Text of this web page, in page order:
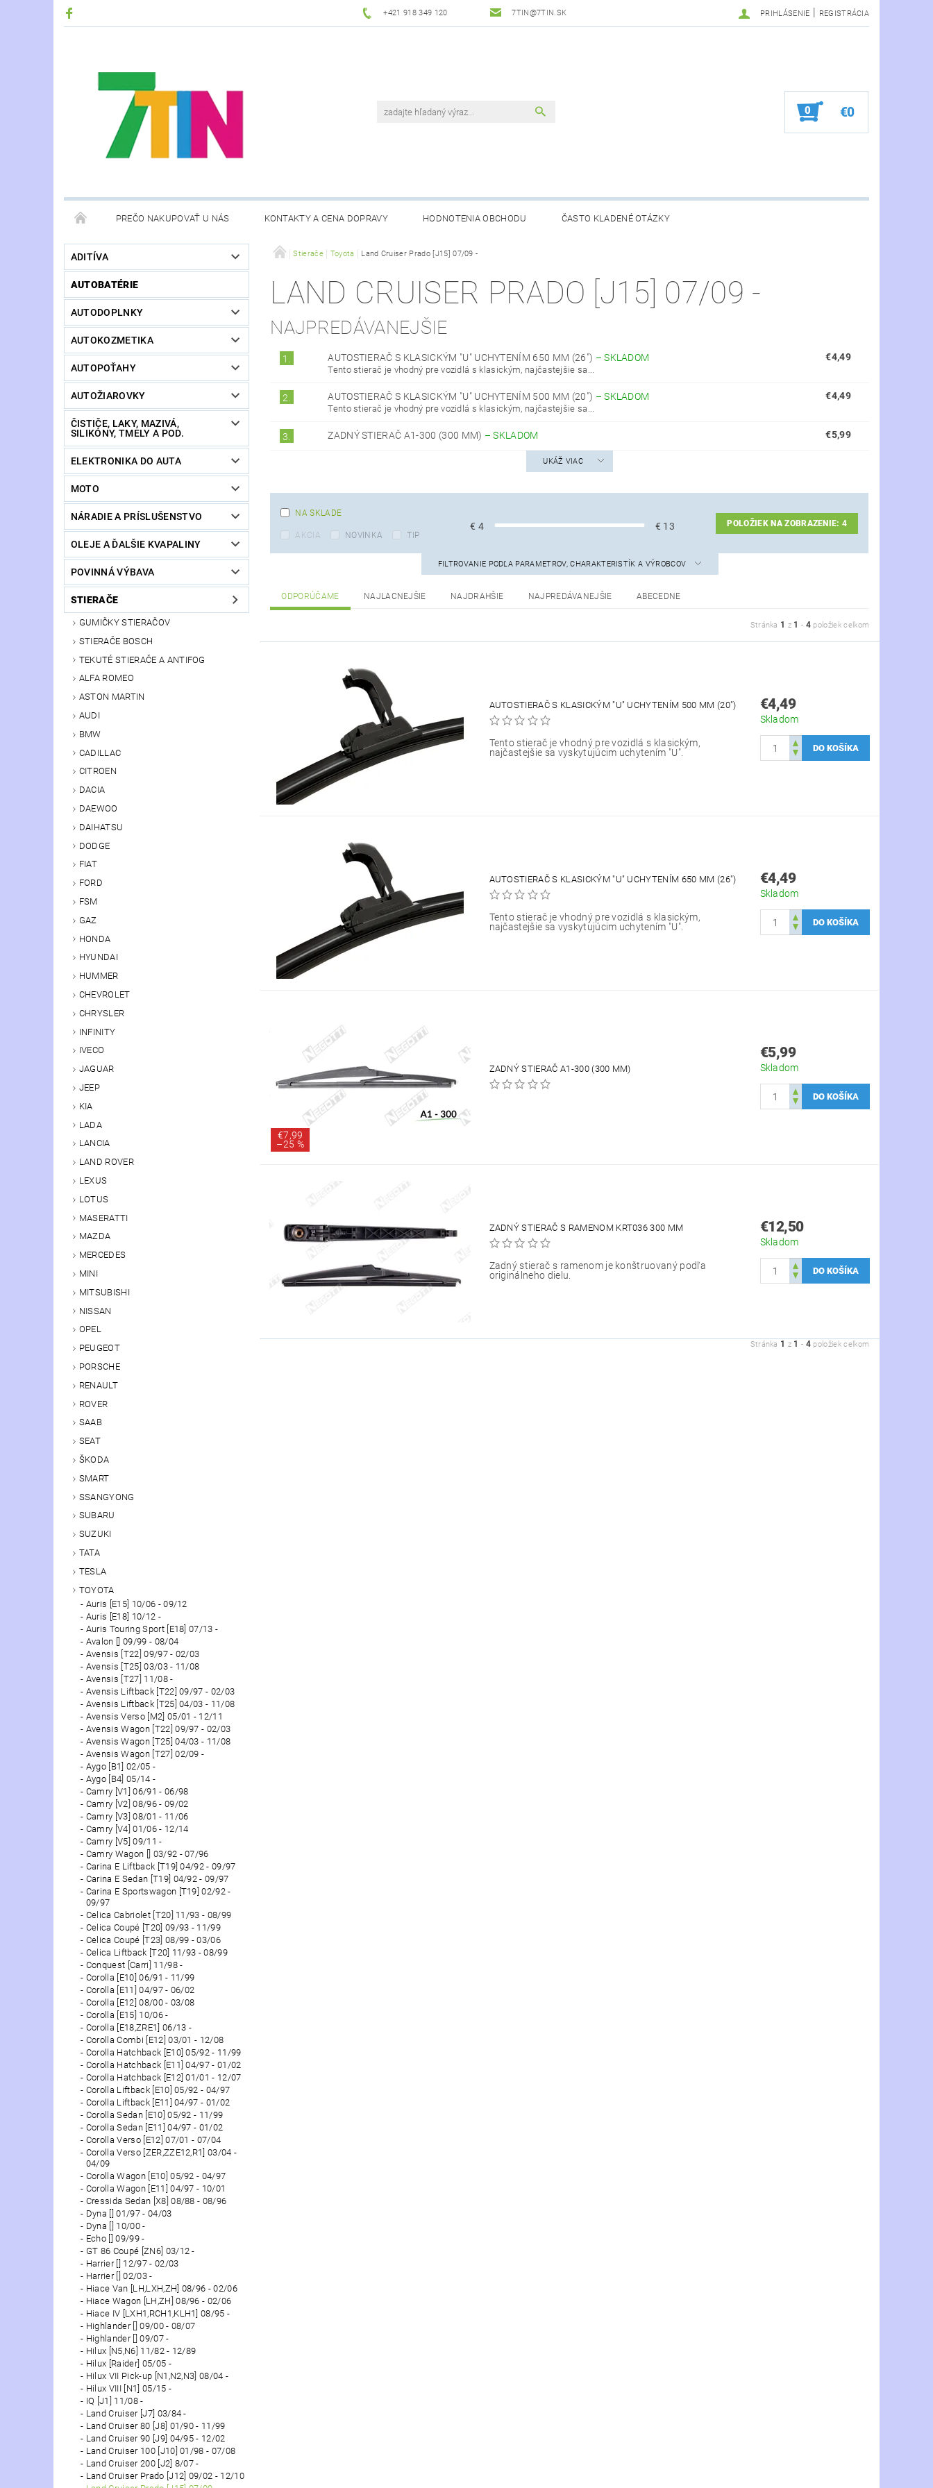
+421 918 349 120 7TIN@7TIN.SK PRIHLÁSENIE | REGISTRÁCIA
0 €0
PREČO NAKUPOVAŤ U NÁS KONTAKTY A CENA DOPRAVY HODNOTENIA OBCHODU ČASTO KLADENÉ OTÁZKY
ADITÍVA
AUTOBATÉRIE
AUTODOPLNKY
AUTOKOZMETIKA
AUTOPOŤAHY
AUTOŽIAROVKY
ČISTIČE, LAKY, MAZIVÁ,
SILIKÓNY, TMELY A POD.
ELEKTRONIKA DO AUTA
MOTO
NÁRADIE A PRÍSLUŠENSTVO
OLEJE A ĎALŠIE KVAPALINY
POVINNÁ VÝBAVA
STIERAČE
GUMIČKY STIERAČOV
STIERAČE BOSCH
TEKUTÉ STIERAČE A ANTIFOG
ALFA ROMEO
ASTON MARTIN
AUDI
BMW
CADILLAC
CITROEN
DACIA
DAEWOO
DAIHATSU
DODGE
FIAT
FORD
FSM
GAZ
HONDA
HYUNDAI
HUMMER
CHEVROLET
CHRYSLER
INFINITY
IVECO
JAGUAR
JEEP
KIA
LADA
LANCIA
LAND ROVER
LEXUS
LOTUS
MASERATTI
MAZDA
MERCEDES
MINI
MITSUBISHI
NISSAN
OPEL
PEUGEOT
PORSCHE
RENAULT
ROVER
SAAB
SEAT
ŠKODA
SMART
SSANGYONG
SUBARU
SUZUKI
TATA
TESLA
TOYOTA
Auris [E15] 10/06 - 09/12
Auris [E18] 10/12 -
Auris Touring Sport [E18] 07/13 -
Avalon [] 09/99 - 08/04
Avensis [T22] 09/97 - 02/03
Avensis [T25] 03/03 - 11/08
Avensis [T27] 11/08 -
Avensis Liftback [T22] 09/97 - 02/03
Avensis Liftback [T25] 04/03 - 11/08
Avensis Verso [M2] 05/01 - 12/11
Avensis Wagon [T22] 09/97 - 02/03
Avensis Wagon [T25] 04/03 - 11/08
Avensis Wagon [T27] 02/09 -
Aygo [B1] 02/05 -
Aygo [B4] 05/14 -
Camry [V1] 06/91 - 06/98
Camry [V2] 08/96 - 09/02
Camry [V3] 08/01 - 11/06
Camry [V4] 01/06 - 12/14
Camry [V5] 09/11 -
Camry Wagon [] 03/92 - 07/96
Carina E Liftback [T19] 04/92 - 09/97
Carina E Sedan [T19] 04/92 - 09/97
Carina E Sportswagon [T19] 02/92 -
09/97
Celica Cabriolet [T20] 11/93 - 08/99
Celica Coupé [T20] 09/93 - 11/99
Celica Coupé [T23] 08/99 - 03/06
Celica Liftback [T20] 11/93 - 08/99
Conquest [Carri] 11/98 -
Corolla [E10] 06/91 - 11/99
Corolla [E11] 04/97 - 06/02
Corolla [E12] 08/00 - 03/08
Corolla [E15] 10/06 -
Corolla [E18,ZRE1] 06/13 -
Corolla Combi [E12] 03/01 - 12/08
Corolla Hatchback [E10] 05/92 - 11/99
Corolla Hatchback [E11] 04/97 - 01/02
Corolla Hatchback [E12] 01/01 - 12/07
Corolla Liftback [E10] 05/92 - 04/97
Corolla Liftback [E11] 04/97 - 01/02
Corolla Sedan [E10] 05/92 - 11/99
Corolla Sedan [E11] 04/97 - 01/02
Corolla Verso [E12] 07/01 - 07/04
Corolla Verso [ZER,ZZE12,R1] 03/04 -
04/09
Corolla Wagon [E10] 05/92 - 04/97
Corolla Wagon [E11] 04/97 - 10/01
Cressida Sedan [X8] 08/88 - 08/96
Dyna [] 01/97 - 04/03
Dyna [] 10/00 -
Echo [] 09/99 -
GT 86 Coupé [ZN6] 03/12 -
Harrier [] 12/97 - 02/03
Harrier [] 02/03 -
Hiace Van [LH,LXH,ZH] 08/96 - 02/06
Hiace Wagon [LH,ZH] 08/96 - 02/06
Hiace IV [LXH1,RCH1,KLH1] 08/95 -
Highlander [] 09/00 - 08/07
Highlander [] 09/07 -
Hilux [N5,N6] 11/82 - 12/89
Hilux [Raider] 05/05 -
Hilux VII Pick-up [N1,N2,N3] 08/04 -
Hilux VIII [N1] 05/15 -
IQ [J1] 11/08 -
Land Cruiser [J7] 03/84 -
Land Cruiser 80 [J8] 01/90 - 11/99
Land Cruiser 90 [J9] 04/95 - 12/02
Land Cruiser 100 [J10] 01/98 - 07/08
Land Cruiser 200 [J2] 8/07 -
Land Cruiser Prado [J12] 09/02 - 12/10
Stierače Toyota Land Cruiser Prado [J15] 07/09 -
LAND CRUISER PRADO [J15] 07/09 -
NAJPREDÁVANEJŠIE
1. AUTOSTIERAČ S KLASICKÝM "U" UCHYTENÍM 650 MM (26") –SKLADOM
Tento stierač je vhodný pre vozidlá s klasickým, najčastejšie sa...
€4,49
2. AUTOSTIERAČ S KLASICKÝM "U" UCHYTENÍM 500 MM (20") –SKLADOM
Tento stierač je vhodný pre vozidlá s klasickým, najčastejšie sa...
€4,49
3. ZADNÝ STIERAČ A1-300 (300 MM) –SKLADOM €5,99
UKÁŽ VIAC
NA SKLADE
AKCIA NOVINKA TIP
€ 4 € 13 POLOŽIEK NA ZOBRAZENIE:4
FILTROVANIE PODĽA PARAMETROV, CHARAKTERISTÍK A VÝROBCOV
ODPORÚČAME NAJLACNEJŠIE NAJDRAHŠIE NAJPREDÁVANEJŠIE ABECEDNE
Stránka 1 z 1 - 4 položiek celkom
AUTOSTIERAČ S KLASICKÝM "U" UCHYTENÍM 500 MM (20")
Tento stierač je vhodný pre vozidlá s klasickým,
najčastejšie sa vyskytujúcim uchytením "U".
€4,49
Skladom
AUTOSTIERAČ S KLASICKÝM "U" UCHYTENÍM 650 MM (26")
Tento stierač je vhodný pre vozidlá s klasickým,
najčastejšie sa vyskytujúcim uchytením "U".
€4,49
Skladom
€7,99
–25 %
ZADNÝ STIERAČ A1-300 (300 MM)
€5,99
Skladom
ZADNÝ STIERAČ S RAMENOM KRT036 300 MM
Zadný stierač s ramenom je konštruovaný podľa
originálneho dielu.
€12,50
Skladom
Stránka 1 z 1 - 4 položiek celkom